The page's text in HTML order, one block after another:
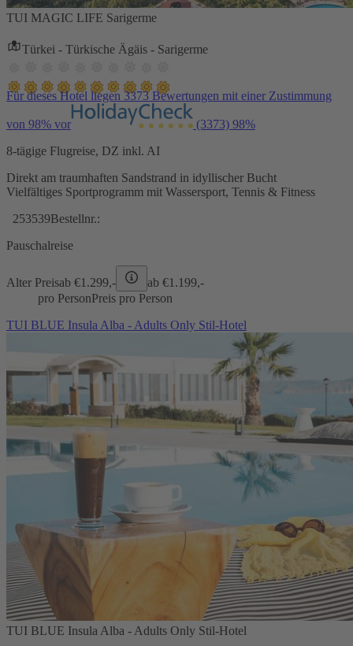
TUI MAGIC LIFE Sarigerme
Türkei - Türkische Ägäis - Sarigerme
Für dieses Hotel liegen 3373 Bewertungen mit einer Zustimmung
von 98% vor (3373) 98%
8-tägige Flugreise, DZ inkl. AI
Direkt am traumhaften Sandstrand in idyllischer Bucht
Vielfältiges Sportprogramm mit Wassersport, Tennis & Fitness
253539Bestellnr.:
Pauschalreise
Alter Preisab €1.299,- ab €1.199,-
pro PersonPreis pro Person
TUI BLUE Insula Alba - Adults Only Stil-Hotel
TUI BLUE Insula Alba - Adults Only Stil-Hotel